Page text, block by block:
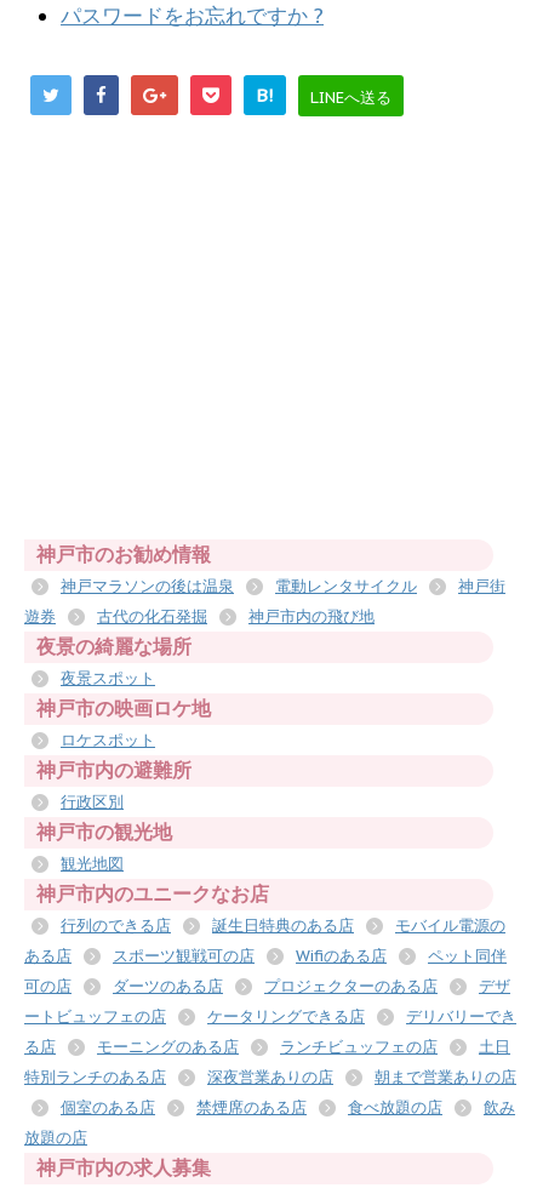
パスワードをお忘れですか ?
B! LINEへ送る
神戸市のお勧め情報
神戸マラソンの後は温泉 電動レンタサイクル
神戸街
遊券
古代の化石発掘 神戸市内の飛び地
夜景の綺麗な場所
夜景スポット
神戸市の映画ロケ地
ロケスポット
神戸市内の避難所
行政区別
神戸市の観光地
観光地図
神戸市内のユニークなお店
行列のできる店 誕生日特典のある店
モバイル電源の
ある店
スポーツ観戦可の店 Wifiのある店
ペット同伴
可の店
ダーツのある店 プロジェクターのある店
デザ
ートビュッフェの店
ケータリングできる店
デリバリーでき
る店
モーニングのある店 ランチビュッフェの店
土日
特別ランチのある店
深夜営業ありの店
朝まで営業ありの店
個室のある店
禁煙席のある店 食べ放題の店
飲み
放題の店
神戸市内の求人募集